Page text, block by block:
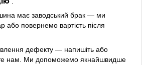
має заводський брак — ми
або повернемо вартість після
дефекту — напишіть або
нам. Ми допоможемо якнайшвидше